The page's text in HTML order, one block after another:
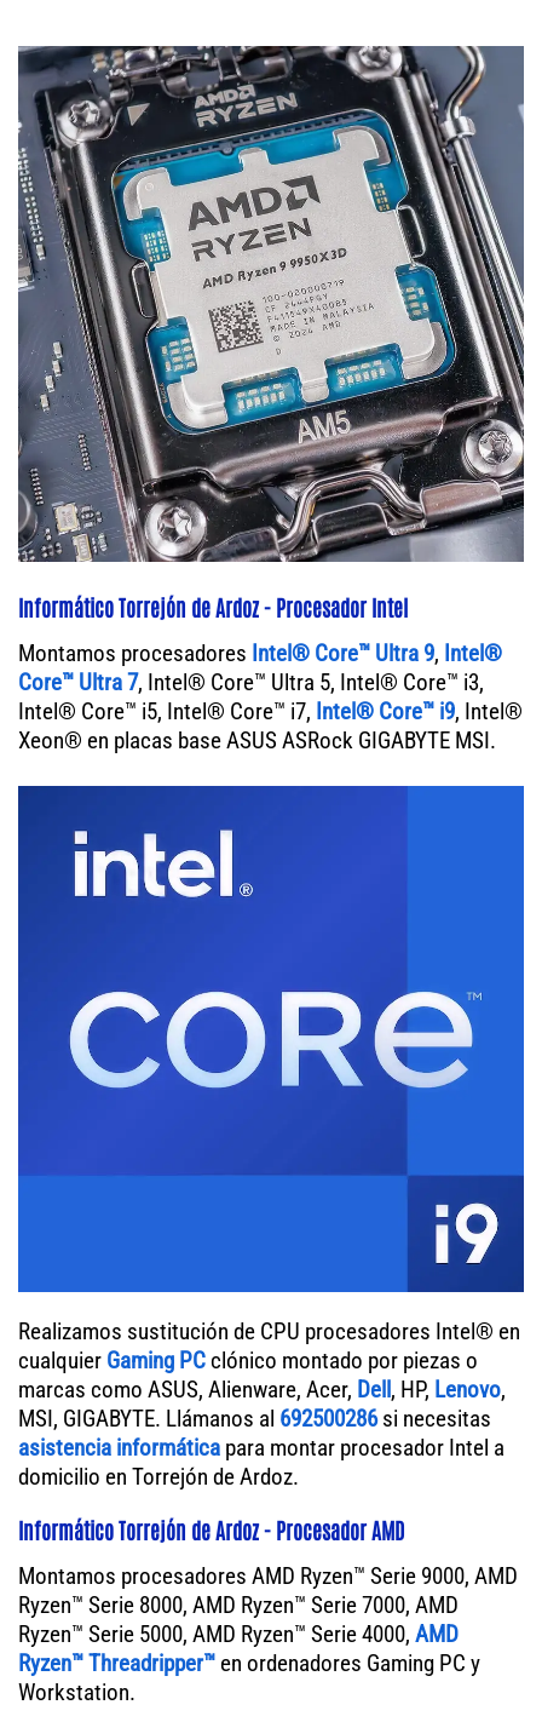
Informático Torrejón de Ardoz - Procesador Intel
Montamos procesadores Intel® Core™ Ultra 9, Intel®
Core™ Ultra 7, Intel® Core™ Ultra 5, Intel® Core™ i3,
Intel® Core™ i5, Intel® Core™ i7, Intel® Core™ i9, Intel®
Xeon® en placas base ASUS ASRock GIGABYTE MSI.
Realizamos sustitución de CPU procesadores Intel® en
cualquier Gaming PC clónico montado por piezas o
marcas como ASUS, Alienware, Acer, Dell, HP, Lenovo,
MSI, GIGABYTE. Llámanos al 692500286si necesitas
asistencia informática para montar procesador Intel a
domicilio en Torrejón de Ardoz.
Informático Torrejón de Ardoz - Procesador AMD
Montamos procesadores AMD Ryzen™ Serie 9000, AMD
Ryzen™ Serie 8000, AMD Ryzen™ Serie 7000, AMD
Ryzen™ Serie 5000, AMD Ryzen™ Serie 4000, AMD
Ryzen™ Threadripper™ en ordenadores Gaming PC y
Workstation.